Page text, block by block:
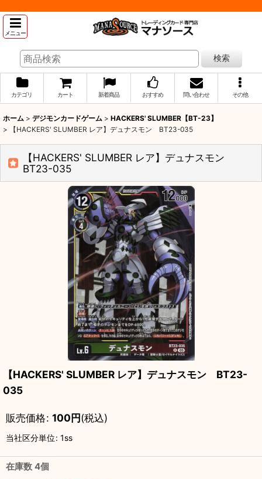
メニュー
検索
カテゴリ カート 新着商品 おすすめ 問い合わせ その他
ホーム > デジモンカードゲーム > HACKERS' SLUMBER【BT-23】
>
【HACKERS' SLUMBER レア】デュナスモン BT23-035
【HACKERS' SLUMBER レア】デュナスモン
BT23-035
【HACKERS' SLUMBER レア】デュナスモン BT23-
035
販売価格: 100円(税込)
当社区分単位: 1ss
在庫数 4個